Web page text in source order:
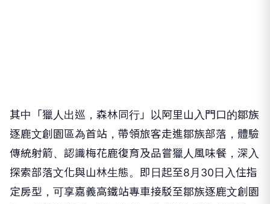
其中「獵人出巡，森林同行」以阿里山入門口的鄒族
逐鹿文創園區為首站，帶領旅客走進鄒族部落，體驗
傳統射箭、認識梅花鹿復育及品嘗獵人風味餐，深入
探索部落文化與山林生態。即日起至8月30日入住指
定房型，可享嘉義高鐵站專車接駁至鄒族逐鹿文創園